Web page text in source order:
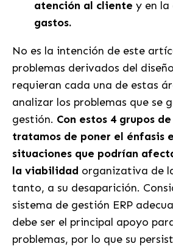
atención al cliente y en la
gastos.
No es la intención de este
problemas derivados del
requieran cada una de estas
analizar los problemas que se
gestión. Con estos 4 grupos
tratamos de poner el énfasis
situaciones que podrían
la viabilidad organizativa de
tanto, a su desaparición.
sistema de gestión ERP
debe ser el principal apoyo
problemas, por lo que su